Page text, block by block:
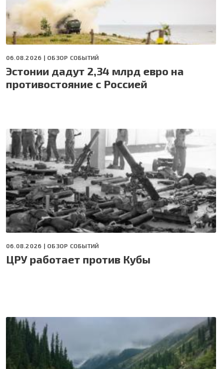
06.08.2026 | ОБЗОР СОБЫТИЙ
Эстонии дадут 2,34 млрд евро на
противостояние с Россией
06.08.2026 | ОБЗОР СОБЫТИЙ
ЦРУ работает против Кубы